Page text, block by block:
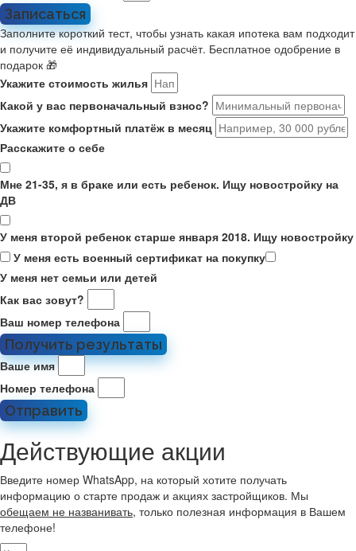
Записаться
Заполните короткий тест, чтобы узнать какая ипотека вам подходит
и получите её индивидуальный расчёт. Бесплатное одобрение в
подарок 🎁
Укажите стоимость жилья
Какой у вас первоначальный взнос?
Укажите комфортный платёж в месяц
Расскажите о себе
Мне 21-35, я в браке или есть ребенок. Ищу новостройку на
ДВ
У меня второй ребенок старше января 2018. Ищу новостройку
У меня есть военный сертификат на покупку
У меня нет семьи или детей
Как вас зовут?
Ваш номер телефона
Получить результаты
Ваше имя
Номер телефона
Отправить
Действующие акции
Введите номер WhatsApp, на который хотите получать
информацию о старте продаж и акциях застройщиков. Мы
обещаем не названивать, только полезная информация в Вашем
телефоне!